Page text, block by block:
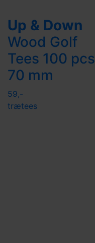
Up & Down
Wood Golf
Tees 100 pcs
70 mm
59,-
trætees